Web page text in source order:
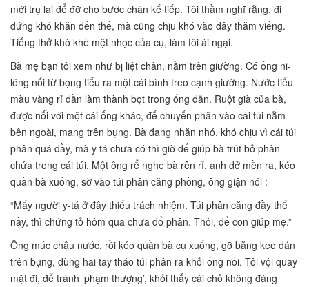
mới trụ lại để đỡ cho bước chân kế tiếp. Tôi thầm nghĩ rằng, đi
đứng khó khăn đến thế, mà cũng chịu khó vào đây thăm viếng.
Tiếng thở khò khè mệt nhọc của cụ, làm tôi ái ngại.
Bà mẹ bạn tôi xem như bị liệt chân, nằm trên giường. Có ống ni-
lông nối từ bọng tiểu ra một cái bình treo cạnh giường. Nước tiểu
màu vàng rỉ dần làm thành bọt trong ống dẫn. Ruột già của bà,
được nối với một cái ống khác, để chuyển phân vào cái túi nằm
bên ngoài, mang trên bụng. Bà đang nhăn nhó, khó chịu vì cái túi
phân quá đầy, mà y tá chưa có thì giờ để giúp bà trút bỏ phân
chứa trong cái túi. Một ông rể nghe bà rên rỉ, anh dở mền ra, kéo
quần bà xuống, sờ vào túi phân căng phồng, ông giận nói :
“Mấy người y-tá ở đây thiếu trách nhiệm. Túi phân căng đầy thế
nầy, thì chứng tỏ hôm qua chưa đổ phân. Thôi, để con giúp mẹ.”
Ông múc chậu nước, rồi kéo quần bà cụ xuống, gỡ băng keo dán
trên bụng, dùng hai tay tháo túi phân ra khỏi ống nối. Tôi vội quay
mặt đi, để tránh ‘phạm thượng’, khỏi thấy cái chỗ không đáng